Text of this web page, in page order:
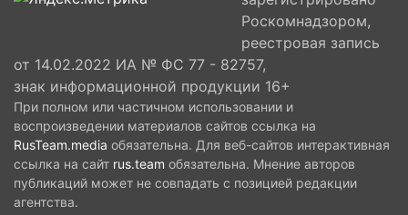
Роскомнадзором,
реестровая запись
от 14.02.2022 ИА № ФС 77 - 82757,
знак информационной продукции 16+
При полном или частичном использовании и
воспроизведении материалов сайтов ссылка на
RusTeam.media обязательна. Для веб-сайтов интерактивная
ссылка на сайт rus.team обязательна. Мнение авторов
публикаций может не совпадать с позицией редакции
агентства.